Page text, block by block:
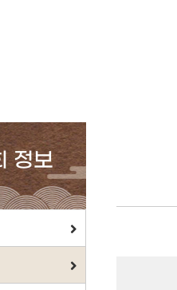
.
정보